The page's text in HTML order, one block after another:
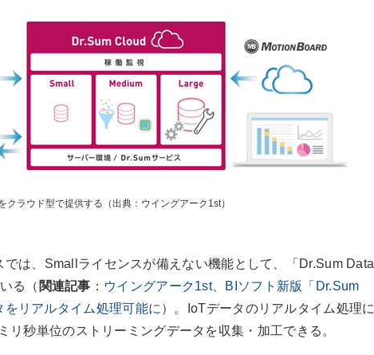
クラウド型で提供する（出典：ウイングアーク1st）
は、Smallライセンスが備えない機能として、「Dr.Sum Data
る（ 関連記事 ： ウイングアーク1st、BIソフト新版「Dr.Sum
リアルタイム処理可能に ）。IoTデータのリアルタイム処理に
リ秒単位のストリーミングデータを収集・加工できる。